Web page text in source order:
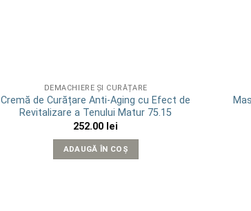
DEMACHIERE ȘI CURĂȚARE
Cremă de Curățare Anti-Aging cu Efect de
Revitalizare a Tenului Matur 75.15
252.00 lei
ADAUGĂ ÎN COȘ